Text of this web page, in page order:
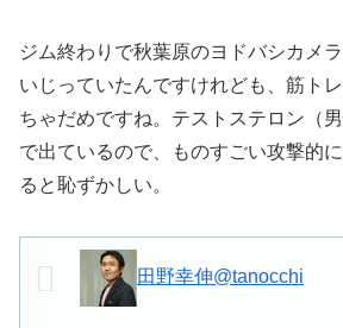
ジム終わりで秋葉原のヨドバシカメ
いじっていたんですけれども、筋ト
ちゃだめですね。テストステロン（
で出ているので、ものすごい攻撃的
ると恥ずかしい。
田野幸伸@tanocchi